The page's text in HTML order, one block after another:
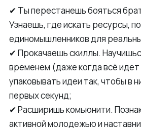
✔ Ты перестанешь бояться
Узнаешь, где искать ресурсы,
единомышленников для
✔ Прокачаешь скиллы.
временем (даже когда всё идет
упаковывать идеи так, чтобы в
первых секунд;
✔ Расширишь комьюнити.
активной молодежью и